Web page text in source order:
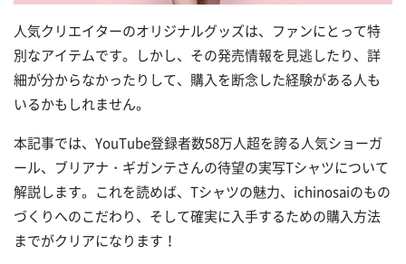
人気クリエイターのオリジナルグッズは、ファンにとって特
別なアイテムです。しかし、その発売情報を見逃したり、詳
細が分からなかったりして、購入を断念した経験がある人も
いるかもしれません。
本記事では、YouTube登録者数58万人超を誇る人気ショーガ
ール、ブリアナ・ギガンテさんの待望の実写Tシャツについて
解説します。これを読めば、Tシャツの魅力、ichinosaiのもの
づくりへのこだわり、そして確実に入手するための購入方法
までがクリアになります！